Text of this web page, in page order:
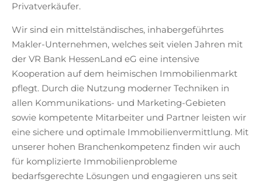
Privatverkäufer.
Wir sind ein mittelständisches, inhabergeführtes
Makler-Unternehmen, welches seit vielen Jahren mit
der VR Bank HessenLand eG eine intensive
Kooperation auf dem heimischen Immobilienmarkt
pflegt. Durch die Nutzung moderner Techniken in
allen Kommunikations- und Marketing-Gebieten
sowie kompetente Mitarbeiter und Partner leisten wir
eine sichere und optimale Immobilienvermittlung. Mit
unserer hohen Branchenkompetenz finden wir auch
für komplizierte Immobilienprobleme
bedarfsgerechte Lösungen und engagieren uns seit